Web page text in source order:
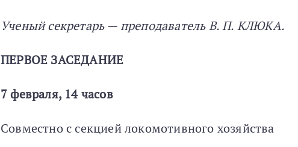
Ученый секретарь — преподаватель В. П. КЛЮКА.
ПЕРВОЕ ЗАСЕДАНИЕ
7 февраля, 14 часов
Совместно с секцией локомотивного хозяйства